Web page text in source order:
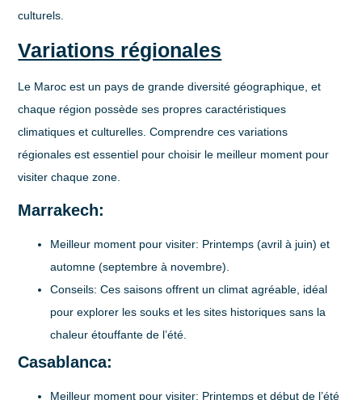
culturels.
Variations régionales
Le Maroc est un pays de grande diversité géographique, et
chaque région possède ses propres caractéristiques
climatiques et culturelles. Comprendre ces variations
régionales est essentiel pour choisir le meilleur moment pour
visiter chaque zone.
Marrakech:
Meilleur moment pour visiter: Printemps (avril à juin) et
automne (septembre à novembre).
Conseils: Ces saisons offrent un climat agréable, idéal
pour explorer les souks et les sites historiques sans la
chaleur étouffante de l’été.
Casablanca:
Meilleur moment pour visiter: Printemps et début de l’été